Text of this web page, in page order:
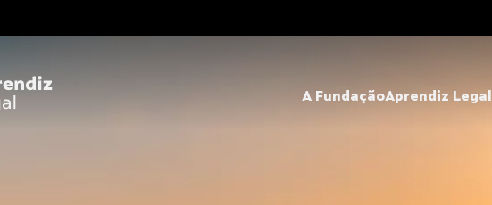
A FundaçãoAprendiz Legal